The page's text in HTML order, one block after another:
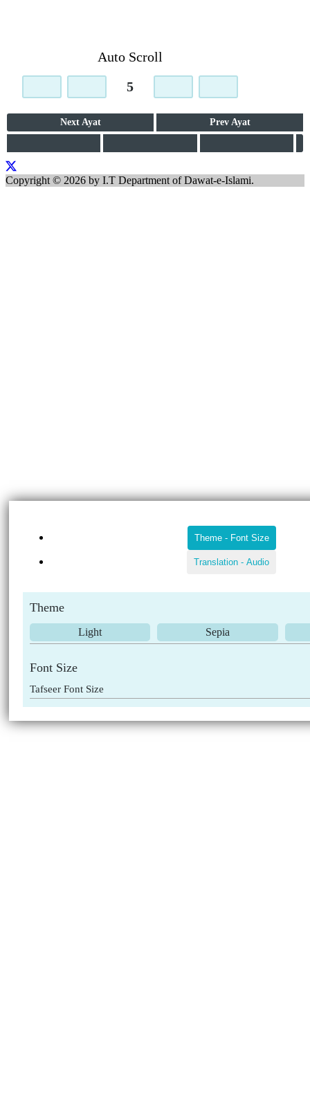
Theme -Font Size
Translation - Audio
Theme
Light Sepia
Font Size
Tafseer Font Size
Auto Scroll
5
Next Ayat Prev Ayat
Copyright © 2026 by I.T Department of Dawat-e-Islami.